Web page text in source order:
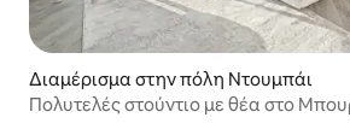
Διαμέρισμα στην πόλη Ντουμπάι
Πολυτελές στούντιο με θέα στο